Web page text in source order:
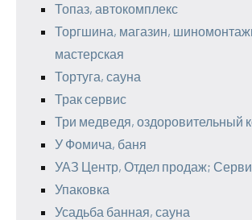
Топаз, автокомплекс
Торгшина, магазин,
мастерская
Тортуга, сауна
Трак сервис
Три медведя, оздоровительный
У Фомича, баня
УАЗ Центр, Отдел продаж;
Упаковка
Усадьба банная, сауна